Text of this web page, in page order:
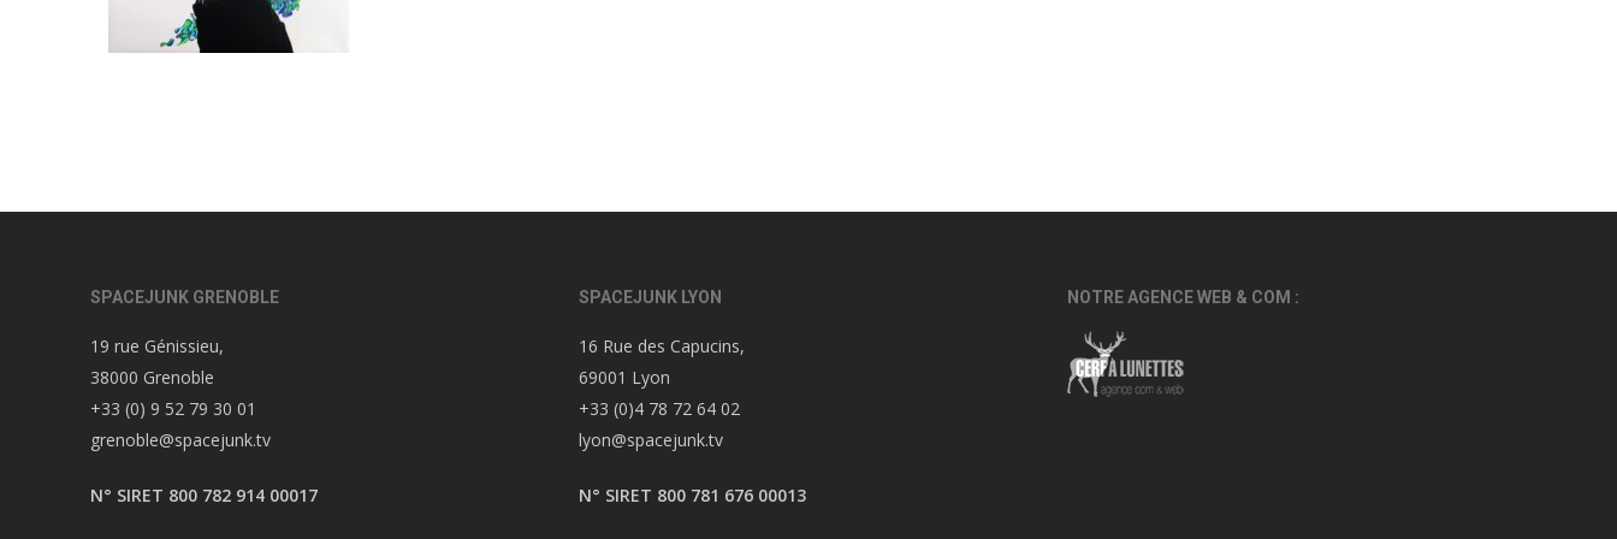
SPACEJUNK GRENOBLE
19 rue Génissieu,
38000 Grenoble
+33 (0) 9 52 79 30 01
grenoble@spacejunk.tv
N° SIRET 800 782 914 00017
SPACEJUNK LYON
16 Rue des Capucins,
69001 Lyon
+33 (0)4 78 72 64 02
lyon@spacejunk.tv
N° SIRET 800 781 676 00013
NOTRE AGENCE WEB & COM :